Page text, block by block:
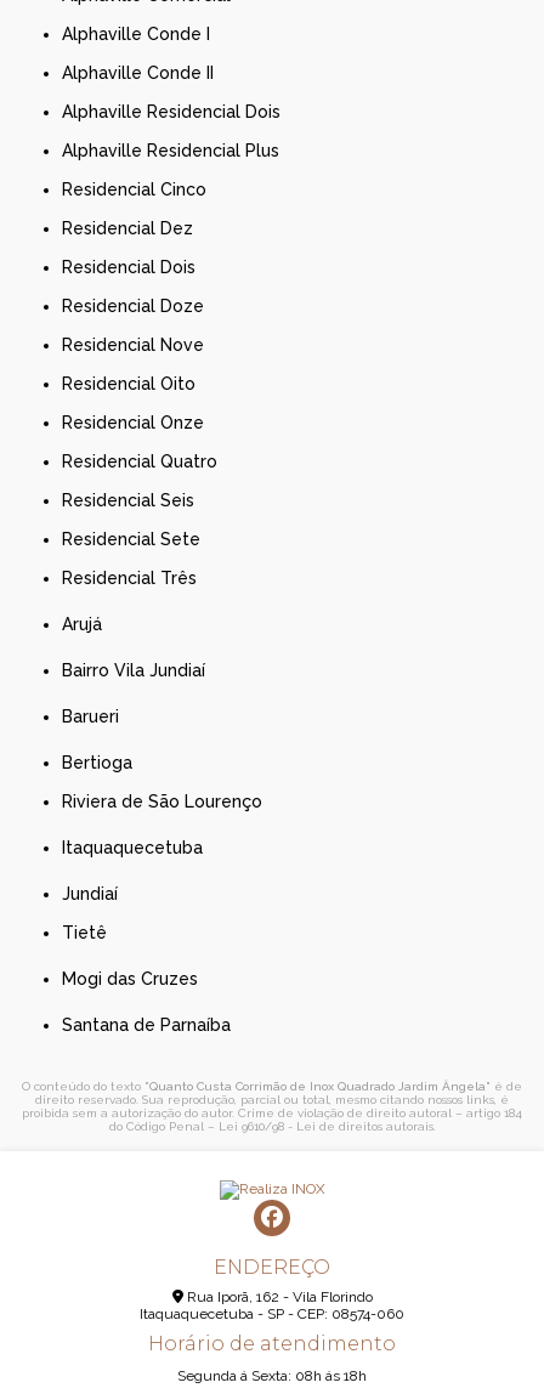
Alphaville Conde I
Alphaville Conde II
Alphaville Residencial Dois
Alphaville Residencial Plus
Residencial Cinco
Residencial Dez
Residencial Dois
Residencial Doze
Residencial Nove
Residencial Oito
Residencial Onze
Residencial Quatro
Residencial Seis
Residencial Sete
Residencial Três
Arujá
Bairro Vila Jundiaí
Barueri
Bertioga
Riviera de São Lourenço
Itaquaquecetuba
Jundiaí
Tietê
Mogi das Cruzes
Santana de Parnaíba
O conteúdo do texto "Quanto Custa Corrimão de Inox Quadrado Jardim Ângela" é de
direito reservado. Sua reprodução, parcial ou total, mesmo citando nossos links, é
proibida sem a autorização do autor. Crime de violação de direito autoral – artigo 184
do Código Penal – Lei 9610/98 - Lei de direitos autorais.
ENDEREÇO
Rua Iporã, 162 - Vila Florindo
Itaquaquecetuba - SP - CEP: 08574-060
Horário de atendimento
Segunda á Sexta: 08h ás 18h